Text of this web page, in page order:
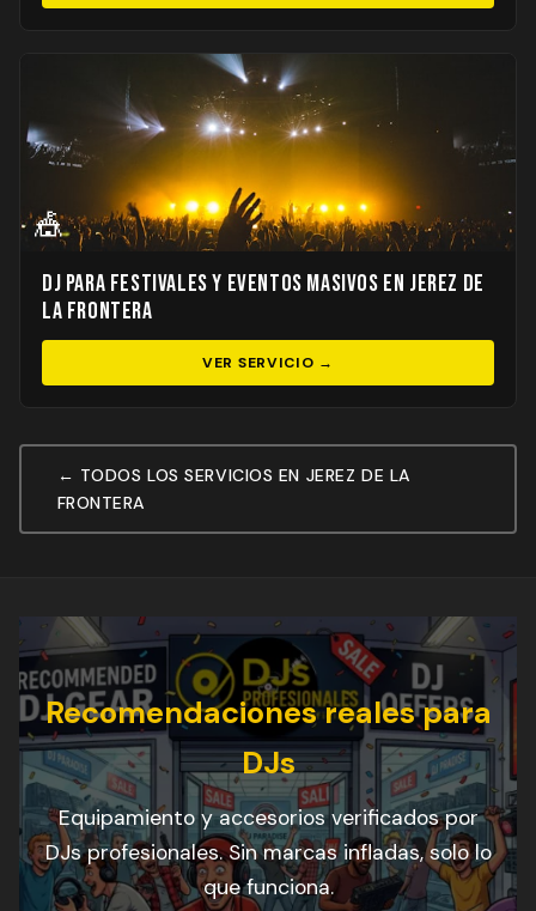
🎪
DJ para Festivales y Eventos Masivos en Jerez de
la Frontera
VER SERVICIO →
← TODOS LOS SERVICIOS EN JEREZ DE LA
FRONTERA
Recomendaciones reales para
DJs
Equipamiento y accesorios verificados por
DJs profesionales. Sin marcas infladas, solo lo
que funciona.